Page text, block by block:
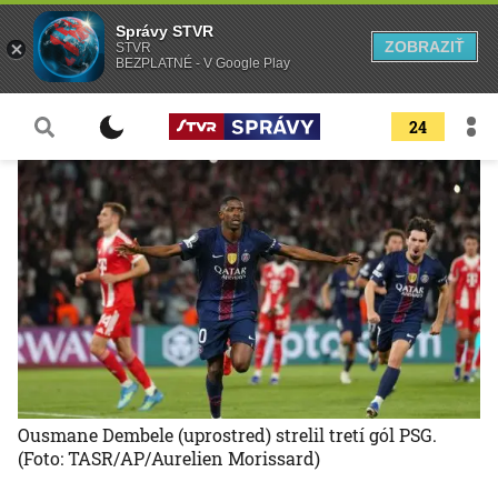
24
Ousmane Dembele (uprostred) strelil tretí gól PSG.
(Foto: TASR/AP/Aurelien Morissard)
Správy STVR
STVR
BEZPLATNÉ - V Google Play
ZOBRAZIŤ